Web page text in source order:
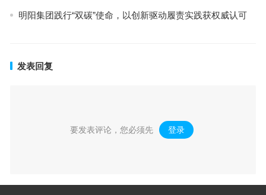
明阳集团践行“双碳”使命，以创新驱动履责实践获权威认可
发表回复
要发表评论，您必须先 登录 。